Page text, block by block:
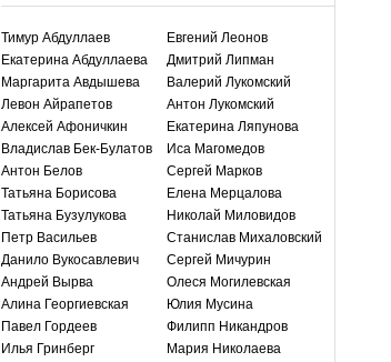
Тимур Абдуллаев
Екатерина Абдуллаева
Маргарита Авдышева
Левон Айрапетов
Алексей Афоничкин
Владислав Бек-Булатов
Антон Белов
Татьяна Борисова
Татьяна Бузулукова
Петр Васильев
Данило Вукосавлевич
Андрей Вырва
Алина Георгиевская
Павел Гордеев
Илья Гринберг
Евгений Леонов
Дмитрий Липман
Валерий Лукомский
Антон Лукомский
Екатерина Ляпунова
Иса Магомедов
Сергей Марков
Елена Мерцалова
Николай Миловидов
Станислав Михаловский
Сергей Мичурин
Олеся Могилевская
Юлия Мусина
Филипп Никандров
Мария Николаева